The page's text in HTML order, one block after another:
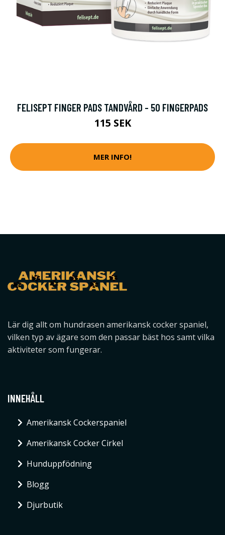
FELISEPT FINGER PADS TANDVÅRD - 50 FINGERPADS
115 SEK
MER INFO!
Lär dig allt om hundrasen amerikansk cocker spaniel,
vilken typ av ägare som den passar bäst hos samt vilka
aktiviteter som fungerar.
INNEHÅLL
Amerikansk Cockerspaniel
Amerikansk Cocker Cirkel
Hunduppfödning
Blogg
Djurbutik